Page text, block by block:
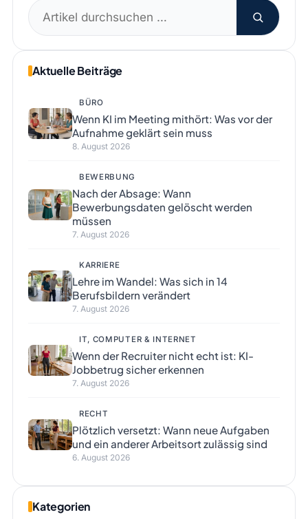
Suchen
nach:
Aktuelle Beiträge
BÜRO
Wenn KI im Meeting mithört: Was vor der
Aufnahme geklärt sein muss
8. August 2026
BEWERBUNG
Nach der Absage: Wann
Bewerbungsdaten gelöscht werden
müssen
7. August 2026
KARRIERE
Lehre im Wandel: Was sich in 14
Berufsbildern verändert
7. August 2026
IT, COMPUTER & INTERNET
Wenn der Recruiter nicht echt ist: KI-
Jobbetrug sicher erkennen
7. August 2026
RECHT
Plötzlich versetzt: Wann neue Aufgaben
und ein anderer Arbeitsort zulässig sind
6. August 2026
Kategorien